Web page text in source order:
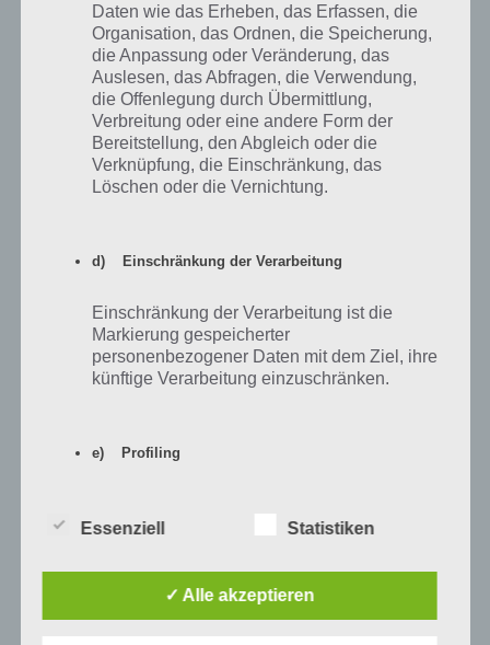
Antworten
Anonymoustyp 11.03.2019 17:40
Ohh mann I brauche Seite 51. Echt Absturz
Anonym 14.11.2018 12:23
Lösung:Seite90, 91???? ? ?
Kann mir jemand die Nummer 18 auf Seite 115 schicken
Daten wie das Erheben, das Erfassen, die
Organisation, das Ordnen, die Speicherung,
die Anpassung oder Veränderung, das
Auslesen, das Abfragen, die Verwendung,
die Offenlegung durch Übermittlung,
Verbreitung oder eine andere Form der
Bereitstellung, den Abgleich oder die
Verknüpfung, die Einschränkung, das
Löschen oder die Vernichtung.
d) Einschränkung der Verarbeitung
Einschränkung der Verarbeitung ist die
Markierung gespeicherter
personenbezogener Daten mit dem Ziel, ihre
künftige Verarbeitung einzuschränken.
e) Profiling
Verarbeitung personenbezogener Daten, die
personenbezogenen Daten verwendet
werden, um bestimmte persönliche Aspekte,
Essenziell Statistiken
✓ Alle akzeptieren